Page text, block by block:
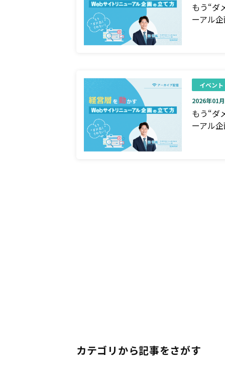
もう“ダ
ーアル
イベント
2026年01
もう“ダ
ーアル
カテゴリから記事をさがす